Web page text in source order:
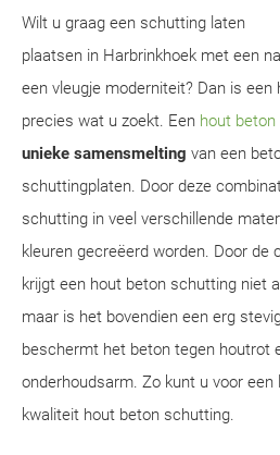
Wilt u graag een schutting laten
plaatsen in Harbrinkhoek met een
een vleugje moderniteit? Dan is
precies wat u zoekt. Een hout
unieke samensmelting van een
schuttingplaten. Door deze
schutting in veel verschillende
kleuren gecreëerd worden. Door de
krijgt een hout beton schutting niet
maar is het bovendien een erg
beschermt het beton tegen houtrot
onderhoudsarm. Zo kunt u voor
kwaliteit hout beton schutting.